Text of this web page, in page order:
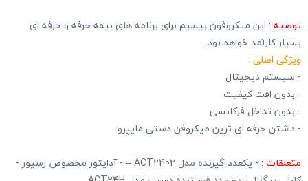
توصیه : این میکروفون بیسیم برای برنامه های نیمه حرفه و حرفه ای
بسیار کارآمد خواهد بود.
ویژگی اصلی :
- سیستم دیجیتال
- بدون افت کیفیت
- بدون تداخل فرکانسی
- داشتن حرفه ای ترین میکروفن دستی مایپرو
متعلقات :
- یکعدد گیرنده مدل ACT2402 – - آداپتور مخصوص رسیور -